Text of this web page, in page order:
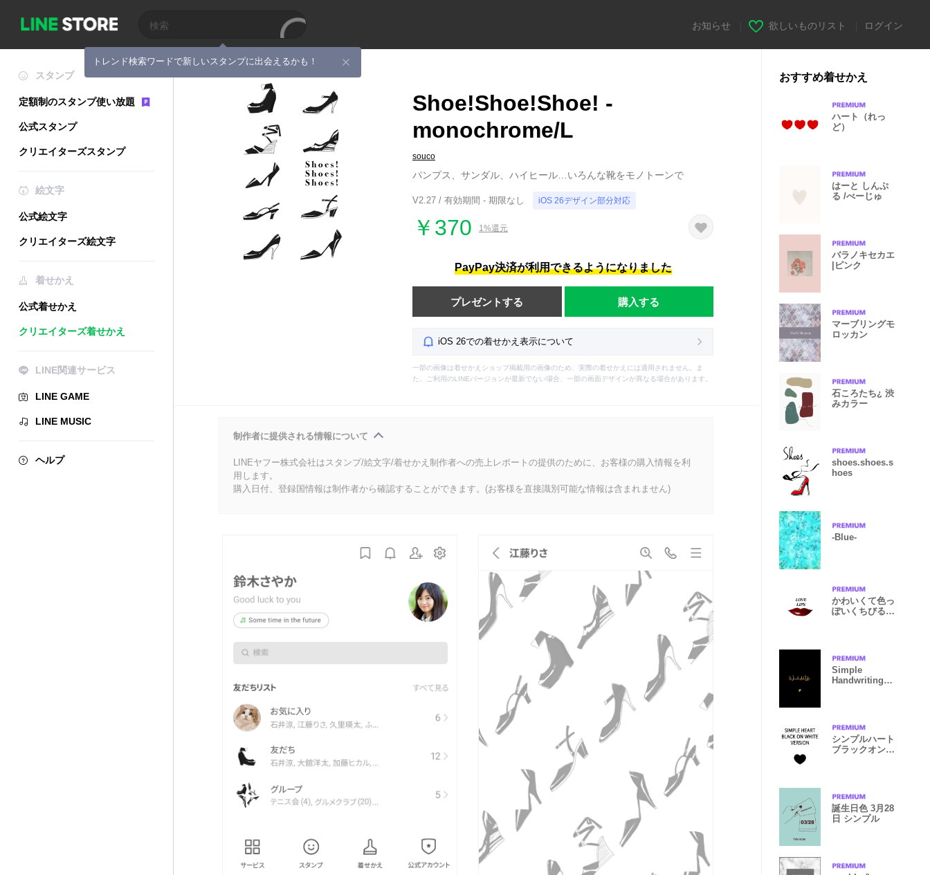
トレンド検索ワードで新しいスタンプに出会えるかも！
お知らせ 欲しいものリスト ログイン
スタンプ
定額制のスタンプ使い放題
公式スタンプ
クリエイターズスタンプ
絵文字
公式絵文字
クリエイターズ絵文字
着せかえ
公式着せかえ
クリエイターズ着せかえ
LINE関連サービス
LINE GAME
LINE MUSIC
ヘルプ
Shoe!Shoe!Shoe! -
monochrome/L
souco
パンプス、サンダル、ハイヒール…いろんな靴をモノトーンで
V2.27 / 有効期間 - 期限なし iOS 26デザイン部分対応
￥370 1%還元
PayPay決済が利用できるようになりました
プレゼントする 購入する
iOS 26での着せかえ表示について
一部の画像は着せかえショップ掲載用の画像のため、実際の着せかえには適用されません。ま
た、ご利用のLINEバージョンが最新でない場合、一部の画面デザインが異なる場合があります。
制作者に提供される情報について
LINEヤフー株式会社はスタンプ/絵文字/着せかえ制作者への売上レポートの提供のために、お客様の購入情報を利
用します。
購入日付、登録国情報は制作者から確認することができます。(お客様を直接識別可能な情報は含まれません)
おすすめ着せかえ
ハート（れっ
ど）
はーと しんぷ
る /べーじゅ
バラノキセカエ
|ピンク
マーブリングモ
ロッカン
石ころたち¿ 渋
みカラー
shoes.shoes.s
hoes
-Blue-
かわいくて色っ
ぽいくちびる着
Simple
Handwriting
シンプルハート
ブラックオンホ
誕生日色 3月28
日 シンプル